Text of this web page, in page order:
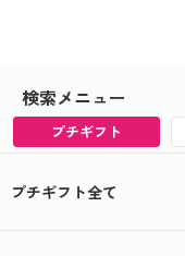
検索メニュー
プチギフト
プチギフト全て